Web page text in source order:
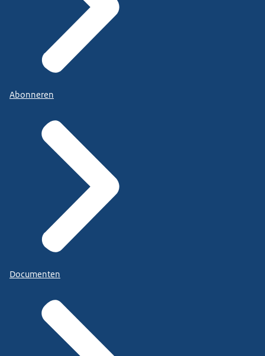
Abonneren
Documenten